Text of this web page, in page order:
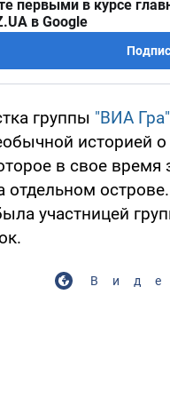
первыми в курсе
в Google
группы "ВИА Гра"
историей
в свое
отдельном
участницей